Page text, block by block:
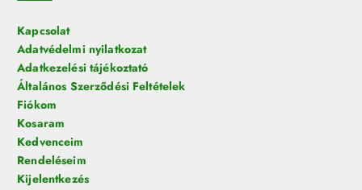
Kapcsolat
Adatvédelmi nyilatkozat
Adatkezelési tájékoztató
Általános Szerződési Feltételek
Fiókom
Kosaram
Kedvenceim
Rendeléseim
Kijelentkezés